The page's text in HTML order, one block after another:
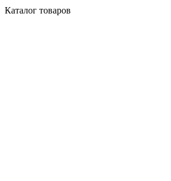
Каталог товаров